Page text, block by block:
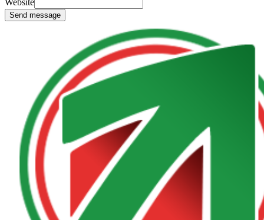
Send message